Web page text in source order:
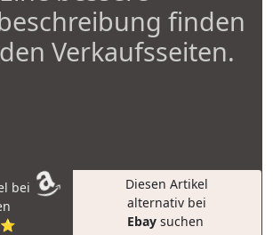
finden
Verkaufsseiten.
bei
Diesen Artikel
alternativ bei
Ebay suchen